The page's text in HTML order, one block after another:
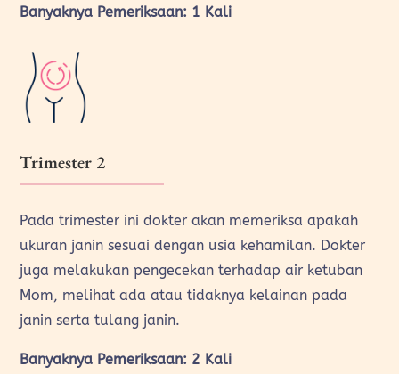
Banyaknya Pemeriksaan: 1 Kali
Trimester 2
Pada trimester ini dokter akan memeriksa apakah
ukuran janin sesuai dengan usia kehamilan. Dokter
juga melakukan pengecekan terhadap air ketuban
Mom, melihat ada atau tidaknya kelainan pada
janin serta tulang janin.
Banyaknya Pemeriksaan: 2 Kali